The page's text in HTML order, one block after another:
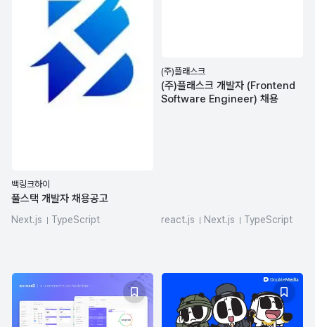
백링크하이
풀스택 개발자 채용공고
Next.js
TypeScript
(주)플래스크
(주)플래스크 개발자 (Frontend
Software Engineer) 채용
react.js Next.js
TypeScript